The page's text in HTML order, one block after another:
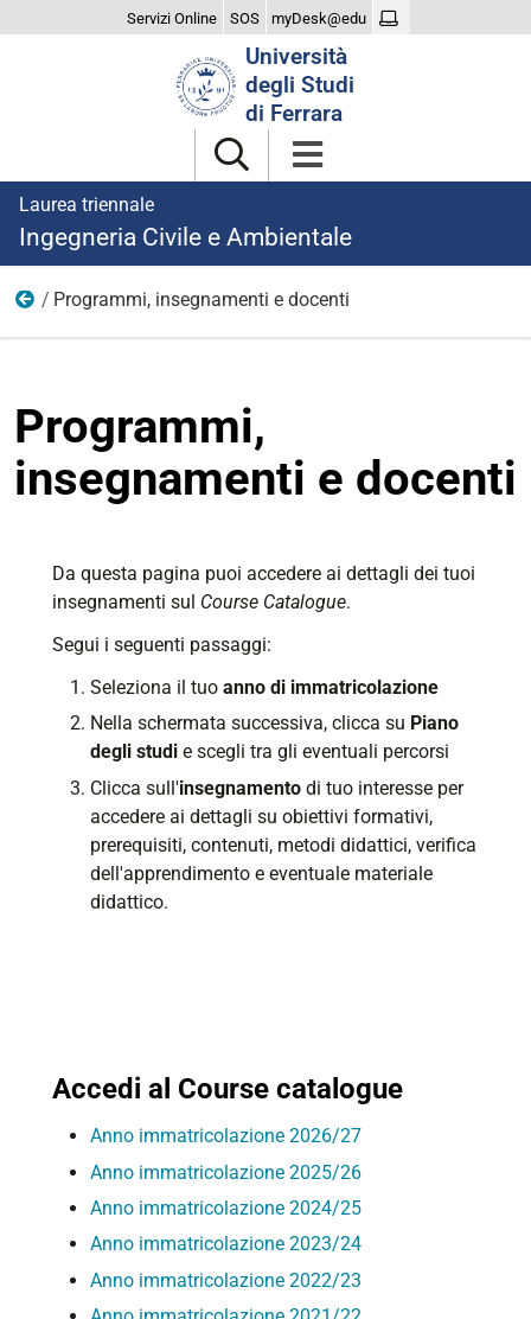
Servizi Online SOS myDesk@edu
Università
degli Studi
di Ferrara
Laurea triennale
Ingegneria Civile e Ambientale
Didattica
Programmi, insegnamenti e docenti
Programmi,
insegnamenti e docenti
Da questa pagina puoi accedere ai dettagli dei tuoi
insegnamenti sul Course Catalogue.
Segui i seguenti passaggi:
Seleziona il tuo anno di immatricolazione
Nella schermata successiva, clicca su Piano
degli studi e scegli tra gli eventuali percorsi
Clicca sull'insegnamento di tuo interesse per
accedere ai dettagli su obiettivi formativi,
prerequisiti, contenuti, metodi didattici, verifica
dell'apprendimento e eventuale materiale
didattico.
Accedi al Course catalogue
Anno immatricolazione 2026/27
Anno immatricolazione 2025/26
Anno immatricolazione 2024/25
Anno immatricolazione 2023/24
Anno immatricolazione 2022/23